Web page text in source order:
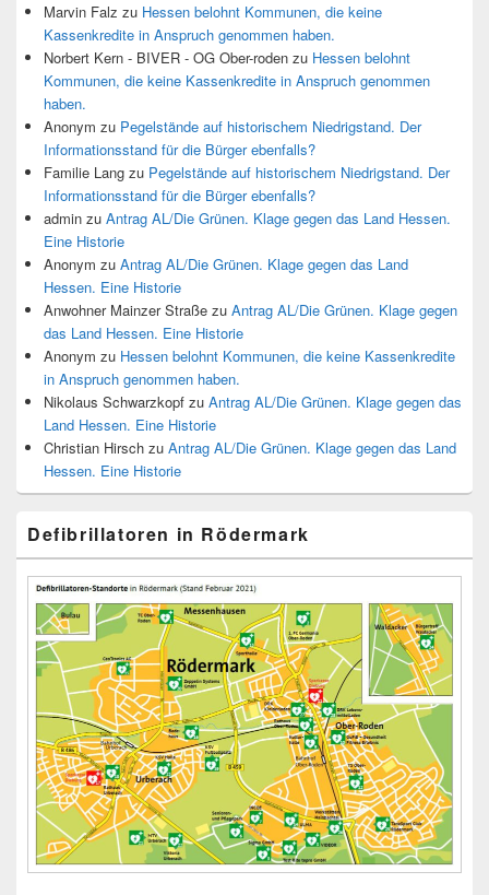
Marvin Falz zu Hessen belohnt Kommunen, die keine
Kassenkredite in Anspruch genommen haben.
Norbert Kern - BIVER - OG Ober-roden zu Hessen belohnt
Kommunen, die keine Kassenkredite in Anspruch genommen
haben.
Anonym zu Pegelstände auf historischem Niedrigstand. Der
Informationsstand für die Bürger ebenfalls?
Familie Lang zu Pegelstände auf historischem Niedrigstand. Der
Informationsstand für die Bürger ebenfalls?
admin zu Antrag AL/Die Grünen. Klage gegen das Land Hessen.
Eine Historie
Anonym zu Antrag AL/Die Grünen. Klage gegen das Land
Hessen. Eine Historie
Anwohner Mainzer Straße zu Antrag AL/Die Grünen. Klage gegen
das Land Hessen. Eine Historie
Anonym zu Hessen belohnt Kommunen, die keine Kassenkredite
in Anspruch genommen haben.
Nikolaus Schwarzkopf zu Antrag AL/Die Grünen. Klage gegen das
Land Hessen. Eine Historie
Christian Hirsch zu Antrag AL/Die Grünen. Klage gegen das Land
Hessen. Eine Historie
Defibrillatoren in Rödermark